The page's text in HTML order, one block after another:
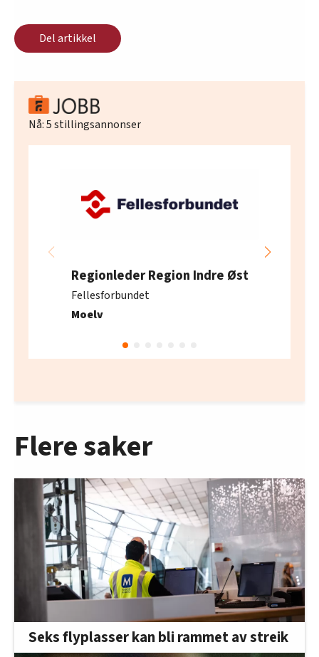
Del artikkel
Nå:5stillingsannonser
Regionleder Region Indre Øst
Fellesforbundet
Moelv
Flere saker
Seks flyplasser kan bli rammet av streik